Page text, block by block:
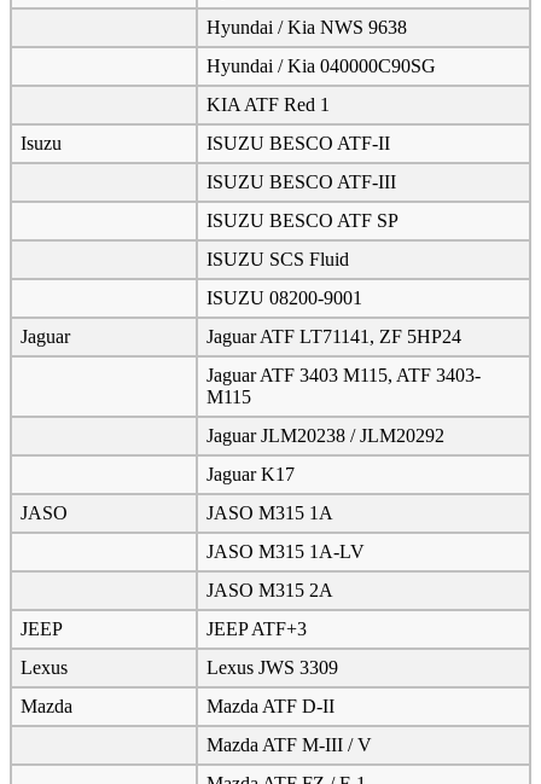
Hyundai / Kia NWS 9638
Hyundai / Kia 040000C90SG
KIA ATF Red 1
Isuzu
ISUZU BESCO ATF-II
ISUZU BESCO ATF-III
ISUZU BESCO ATF SP
ISUZU SCS Fluid
ISUZU 08200-9001
Jaguar
Jaguar ATF LT71141, ZF 5HP24
Jaguar ATF 3403 M115, ATF 3403-
M115
Jaguar JLM20238 / JLM20292
Jaguar K17
JASO
JASO M315 1A
JASO M315 1A-LV
JASO M315 2A
JEEP
JEEP ATF+3
Lexus
Lexus JWS 3309
Mazda
Mazda ATF D-II
Mazda ATF M-III / V